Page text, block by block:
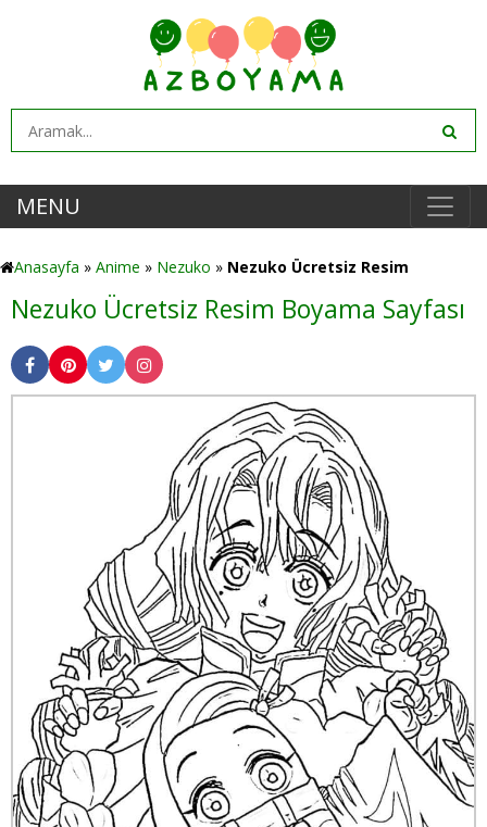
MENU
Anasayfa » Anime » Nezuko » Nezuko Ücretsiz Resim
Nezuko Ücretsiz Resim Boyama Sayfası